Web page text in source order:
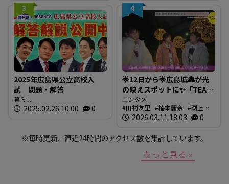
3
2025年広島県公立高校入
試 問題・解答
暮らし
2025.02.26 10:00 0
4
🌟12日から🌟広島城🏯が光
の映えスポットに✨「TEAM
SHIRO」始動
❗【BUTSUBUTSU2】
エンタメ
田村友里
楠本麗奈
渕上沙
紀
新本穂乃佳 イマナマ
2026.03.11 18:03 0
※毎時更新、直近24時間のアクセス数を集計しています。
もっと見る »